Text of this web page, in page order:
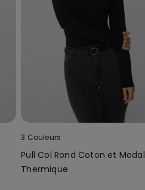
3 Couleurs
Pull Col Rond Coton et Modal
Thermique